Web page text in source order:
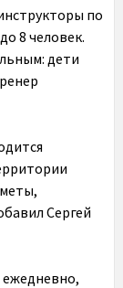
по
8 человек.
дети
Сергей